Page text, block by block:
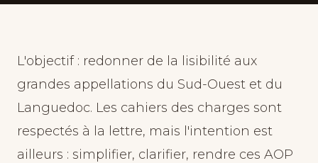
L'objectif : redonner de la lisibilité aux
grandes appellations du Sud-Ouest et du
Languedoc. Les cahiers des charges sont
respectés à la lettre, mais l'intention est
ailleurs : simplifier, clarifier, rendre ces AOP